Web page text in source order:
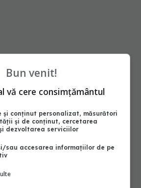
Bun venit!
vă cere consimțământul
și conținut personalizat, măsurători
și de conținut, cercetarea
dezvoltarea serviciilor
sau accesarea informațiilor de pe